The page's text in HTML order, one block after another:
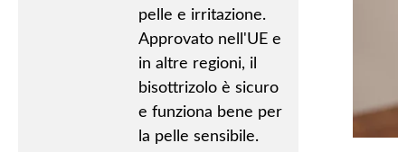
pelle e irritazione.
Approvato nell'UE e
in altre regioni, il
bisottrizolo è sicuro
e funziona bene per
la pelle sensibile.